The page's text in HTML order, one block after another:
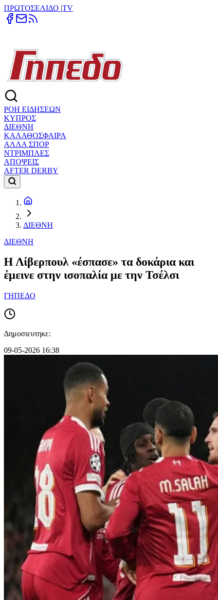
ΠΡΩΤΟΣΕΛΙΔΟ |TV
ΡΟΗ ΕΙΔΗΣΕΩΝ
ΚΥΠΡΟΣ
ΔΙΕΘΝΗ
ΚΑΛΑΘΟΣΦΑΙΡΑ
ΑΛΛΑ ΣΠΟΡ
ΝΤΡΙΜΠΛΕΣ
ΑΠΟΨΕΙΣ
AFTER DERBY
ΔΙΕΘΝΗ
ΔΙΕΘΝΗ
Η Λίβερπουλ «έσπασε» τα δοκάρια και
έμεινε στην ισοπαλία με την Τσέλσι
ΓΗΠΕΔΟ
Δημοσιευτηκε:
09-05-2026 16:38